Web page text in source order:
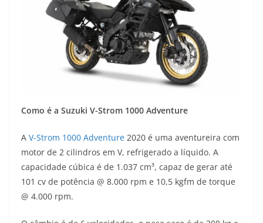
Como é a Suzuki V-Strom 1000 Adventure
A V-Strom 1000 Adventure 2020 é uma aventureira com
motor de 2 cilindros em V, refrigerado a líquido. A
capacidade cúbica é de 1.037 cm³, capaz de gerar até
101 cv de potência @ 8.000 rpm e 10,5 kgfm de torque
@ 4.000 rpm.